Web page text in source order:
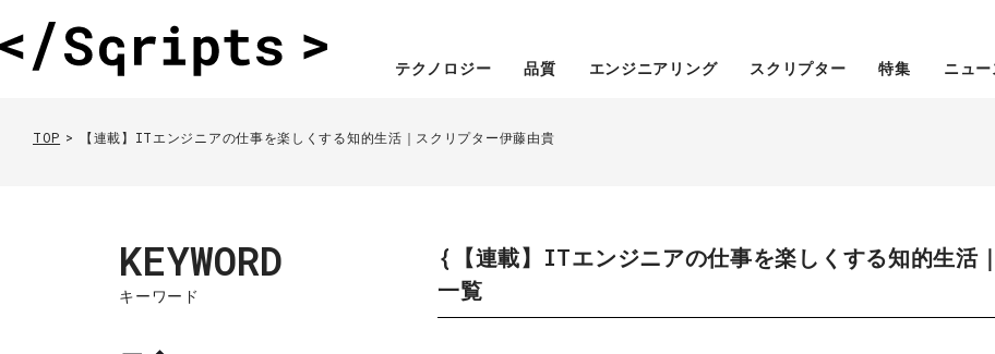
テクノロジー 品質 エンジニアリング スクリプター 特集 ニュー
TOP 【連載】ITエンジニアの仕事を楽しくする知的生活｜スクリプター伊藤由貴
KEYWORD
キーワード
{【連載】ITエンジニアの仕事を楽しくする知的生活
一覧